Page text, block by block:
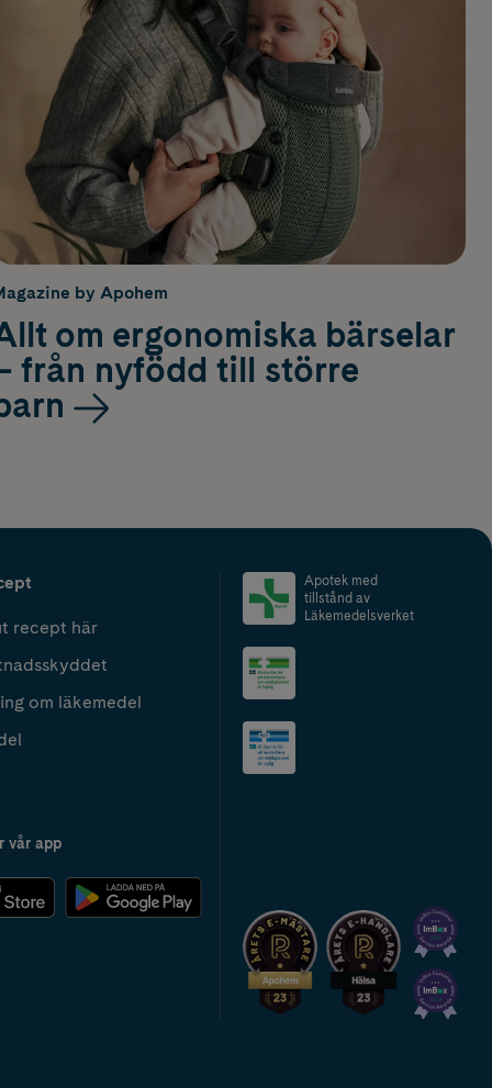
by Apohem
om ergonomiska bärselar
från nyfödd till större
recept här
om läkemedel
vår app
Apotek med
tillstånd av
Läkemedelsverket
2024